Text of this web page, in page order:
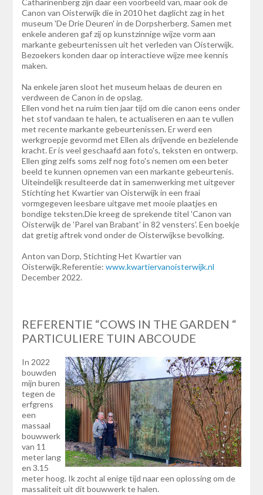
Catharinenberg zijn daar een voorbeeld van, maar ook de
Canon van Oisterwijk die in 2010 het daglicht zag in het
museum 'De Drie Deuren' in de Dorpsherberg. Samen met
enkele anderen gaf zij op kunstzinnige wijze vorm aan
markante gebeurtenissen uit het verleden van Oisterwijk.
Bezoekers konden daar op interactieve wijze mee kennis
maken.
Na enkele jaren sloot het museum helaas de deuren en
verdween de Canon in de opslag.
Ellen vond het na ruim tien jaar tijd om die canon eens onder
het stof vandaan te halen, te actualiseren en aan te vullen
met recente markante gebeurtenissen. Er werd een
werkgroepje gevormd met Ellen als drijvende en bezielende
kracht. Er is veel geschaafd aan foto's, teksten en ontwerp.
Ellen ging zelfs soms zelf nog foto's nemen om een beter
beeld te kunnen opnemen van een markante gebeurtenis.
Uiteindelijk resulteerde dat in samenwerking met uitgever
Stichting het Kwartier van Oisterwijk in een fraai
vormgegeven leesbare uitgave met mooie plaatjes en
bondige teksten.Die kreeg de sprekende titel 'Canon van
Oisterwijk de 'Parel van Brabant' in 82 vensters'. Een boekje
dat gretig aftrek vond onder de Oisterwijkse bevolking.
Anton van Dorp, Stichting Het Kwartier van
Oisterwijk.Referentie: www.kwartiervanoisterwijk.nl
December 2022.
REFERENTIE “COWS IN THE GARDEN “
PARTICULIERE TUIN ABCOUDE
In 2022
bouwden
mijn buren
tegen de
erfgrens
een
massaal
bouwwerk
van 11
meter lang
en 3.15
meter hoog. Ik zocht al enige tijd naar een oplossing om de
massaliteit uit dit bouwwerk te halen.